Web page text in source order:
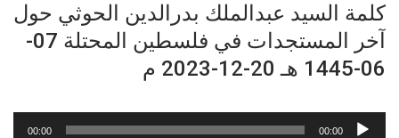
كلمة السيد عبدالملك بدرالدين الحوثي حول
آخر المستجدات في فلسطين المحتلة 07-
06-1445 هـ 20-12-2023 م
مشغل
00:00
00:00